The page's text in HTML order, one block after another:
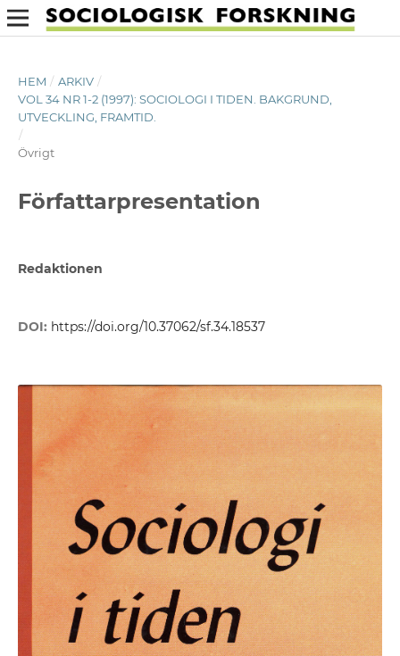
HEM / ARKIV /
VOL 34 NR 1-2 (1997): SOCIOLOGI I TIDEN. BAKGRUND,
UTVECKLING, FRAMTID.
/
Övrigt
Författarpresentation
Redaktionen
DOI: https://doi.org/10.37062/sf.34.18537